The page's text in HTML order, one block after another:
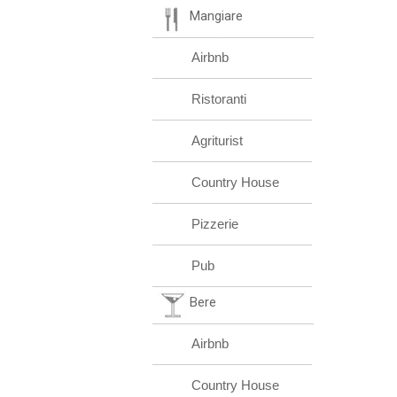
Mangiare
Airbnb
Ristoranti
Agriturist
Country House
Pizzerie
Pub
Bere
Airbnb
Country House